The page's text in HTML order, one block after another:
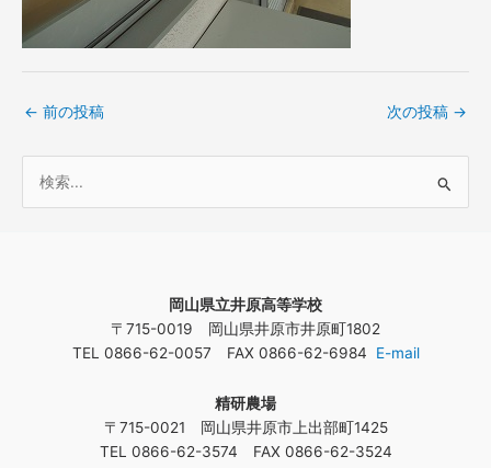
← 前の投稿 次の投稿 →
岡山県立井原高等学校
〒715-0019 岡山県井原市井原町1802
TEL 0866-62-0057 FAX 0866-62-6984 E-mail
精研農場
〒715-0021 岡山県井原市上出部町1425
TEL 0866-62-3574 FAX 0866-62-3524